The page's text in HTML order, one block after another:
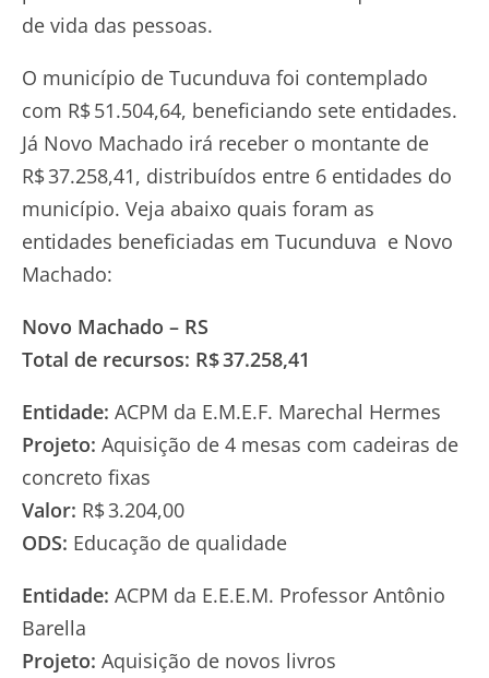
de vida das pessoas.
O município de Tucunduva foi contemplado
com R$ 51.504,64, beneficiando sete entidades.
Já Novo Machado irá receber o montante de
R$ 37.258,41, distribuídos entre 6 entidades do
município. Veja abaixo quais foram as
entidades beneficiadas em Tucunduva e Novo
Machado:
Novo Machado – RS
Total de recursos: R$ 37.258,41
Entidade: ACPM da E.M.E.F. Marechal Hermes
Projeto: Aquisição de 4 mesas com cadeiras de
concreto fixas
Valor: R$ 3.204,00
ODS: Educação de qualidade
Entidade: ACPM da E.E.E.M. Professor Antônio
Barella
Projeto: Aquisição de novos livros